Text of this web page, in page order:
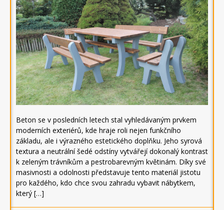
Beton se v posledních letech stal vyhledávaným prvkem
moderních exteriérů, kde hraje roli nejen funkčního
základu, ale i výrazného estetického doplňku. Jeho syrová
textura a neutrální šedé odstíny vytvářejí dokonalý kontrast
k zeleným trávníkům a pestrobarevným květinám. Díky své
masivnosti a odolnosti představuje tento materiál jistotu
pro každého, kdo chce svou zahradu vybavit nábytkem,
který […]